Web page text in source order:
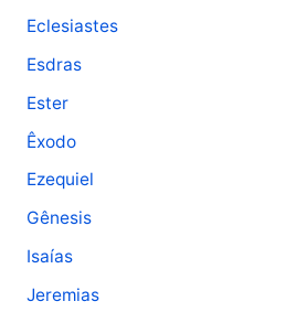
Eclesiastes
Esdras
Ester
Êxodo
Ezequiel
Gênesis
Isaías
Jeremias